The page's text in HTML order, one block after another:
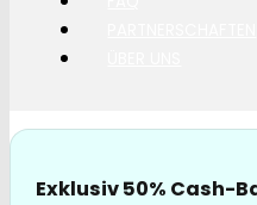
Exklusiv 50% Cash-